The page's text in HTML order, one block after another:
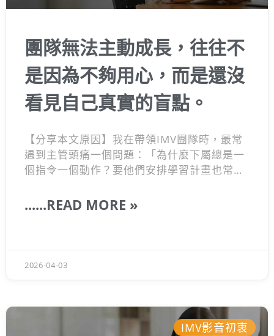
團隊無法主動成長，往往不
是因為不夠用心，而是還沒
看見自己真實的盲點。
【分享本文原因】我在帶領IMV團隊時，最常
遇到主管頭痛一個問題：「為什麼下屬總是一
個指令一個動作？要他們安排學習計畫也常常
略了填鴨式教育遺留的慣性。很多人以為給資
長出真正的應變能力。
......READ MORE »
2026-04-03
IMV影音初衷